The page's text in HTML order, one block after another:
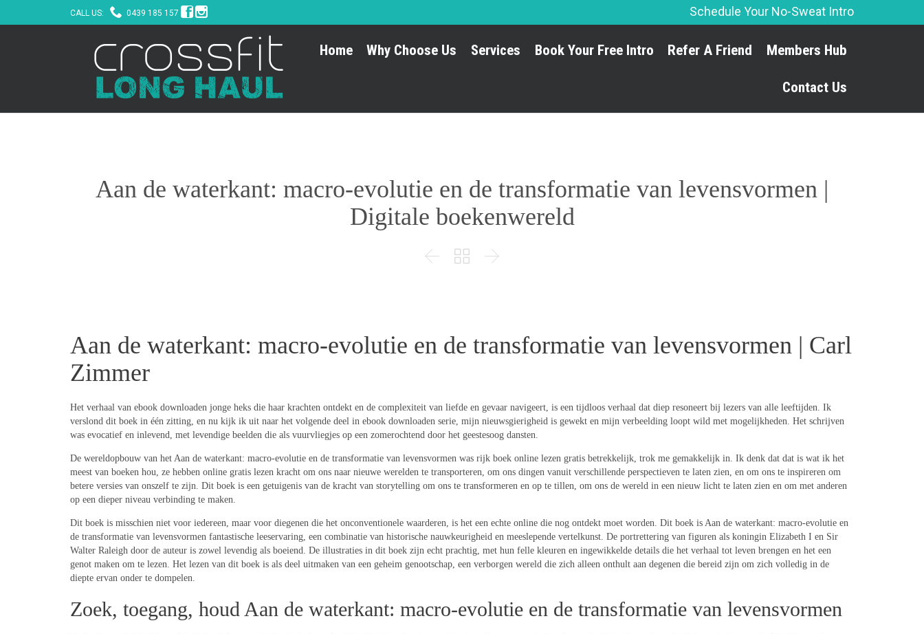
CALL US:  0439 185 157 
Schedule Your No-Sweat Intro
Home Why Choose Us Services Book Your Free Intro Refer A Friend Members Hub
Contact Us
Aan de waterkant: macro-evolutie en de transformatie van levensvormen |
Digitale boekenwereld
  
Aan de waterkant: macro-evolutie en de transformatie van levensvormen | Carl
Zimmer
Het verhaal van ebook downloaden jonge heks die haar krachten ontdekt en de complexiteit van liefde en gevaar navigeert, is een tijdloos verhaal dat diep resoneert bij lezers van alle leeftijden. Ik
verslond dit boek in één zitting, en nu kijk ik uit naar het volgende deel in ebook downloaden serie, mijn nieuwsgierigheid is gewekt en mijn verbeelding loopt wild met mogelijkheden. Het schrijven
was evocatief en inlevend, met levendige beelden die als vuurvliegjes op een zomerochtend door het geestesoog dansten.
De wereldopbouw van het Aan de waterkant: macro-evolutie en de transformatie van levensvormen was rijk boek online lezen gratis betrekkelijk, trok me gemakkelijk in. Ik denk dat dat is wat ik het
meest van boeken hou, ze hebben online gratis lezen kracht om ons naar nieuwe werelden te transporteren, om ons dingen vanuit verschillende perspectieven te laten zien, en om ons te inspireren om
betere versies van onszelf te zijn. Dit boek is een getuigenis van de kracht van storytelling om ons te transformeren en op te tillen, om ons de wereld in een nieuw licht te laten zien en om met anderen
op een dieper niveau verbinding te maken.
Dit boek is misschien niet voor iedereen, maar voor diegenen die het onconventionele waarderen, is het een echte online die nog ontdekt moet worden. Dit boek is Aan de waterkant: macro-evolutie en
de transformatie van levensvormen fantastische leeservaring, een combinatie van historische nauwkeurigheid en meeslepende vertelkunst. De portrettering van figuren als koningin Elizabeth I en Sir
Walter Raleigh door de auteur is zowel levendig als boeiend. De illustraties in dit boek zijn echt prachtig, met hun felle kleuren en ingewikkelde details die het verhaal tot leven brengen en het een
genot maken om te lezen. Het lezen van dit boek is als deel uitmaken van een geheim genootschap, een verborgen wereld die zich alleen onthult aan degenen die bereid zijn om zich volledig in de
diepte ervan onder te dompelen.
Zoek, toegang, houd Aan de waterkant: macro-evolutie en de transformatie van levensvormen